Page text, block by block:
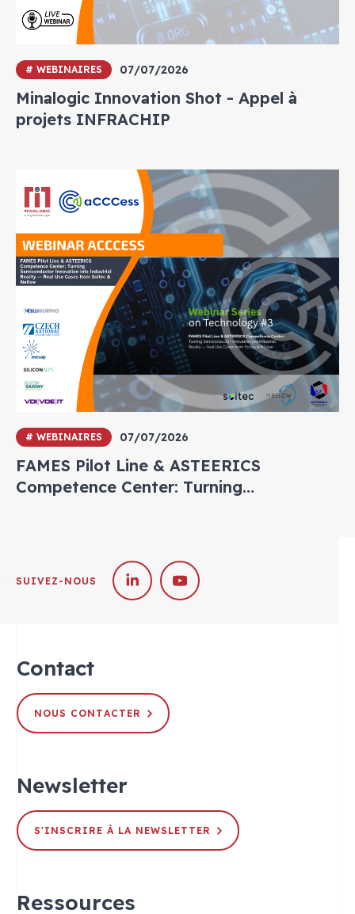
# WEBINAIRES 07/07/2026
Minalogic Innovation Shot - Appel à
projets INFRACHIP
# WEBINAIRES 07/07/2026
FAMES Pilot Line & ASTEERICS
Competence Center: Turning
SUIVEZ-NOUS
Contact
NOUS CONTACTER
Newsletter
S'INSCRIRE À LA NEWSLETTER
Ressources